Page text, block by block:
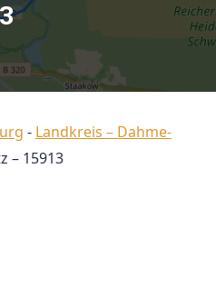
- Landkreis – Dahme-
– 15913